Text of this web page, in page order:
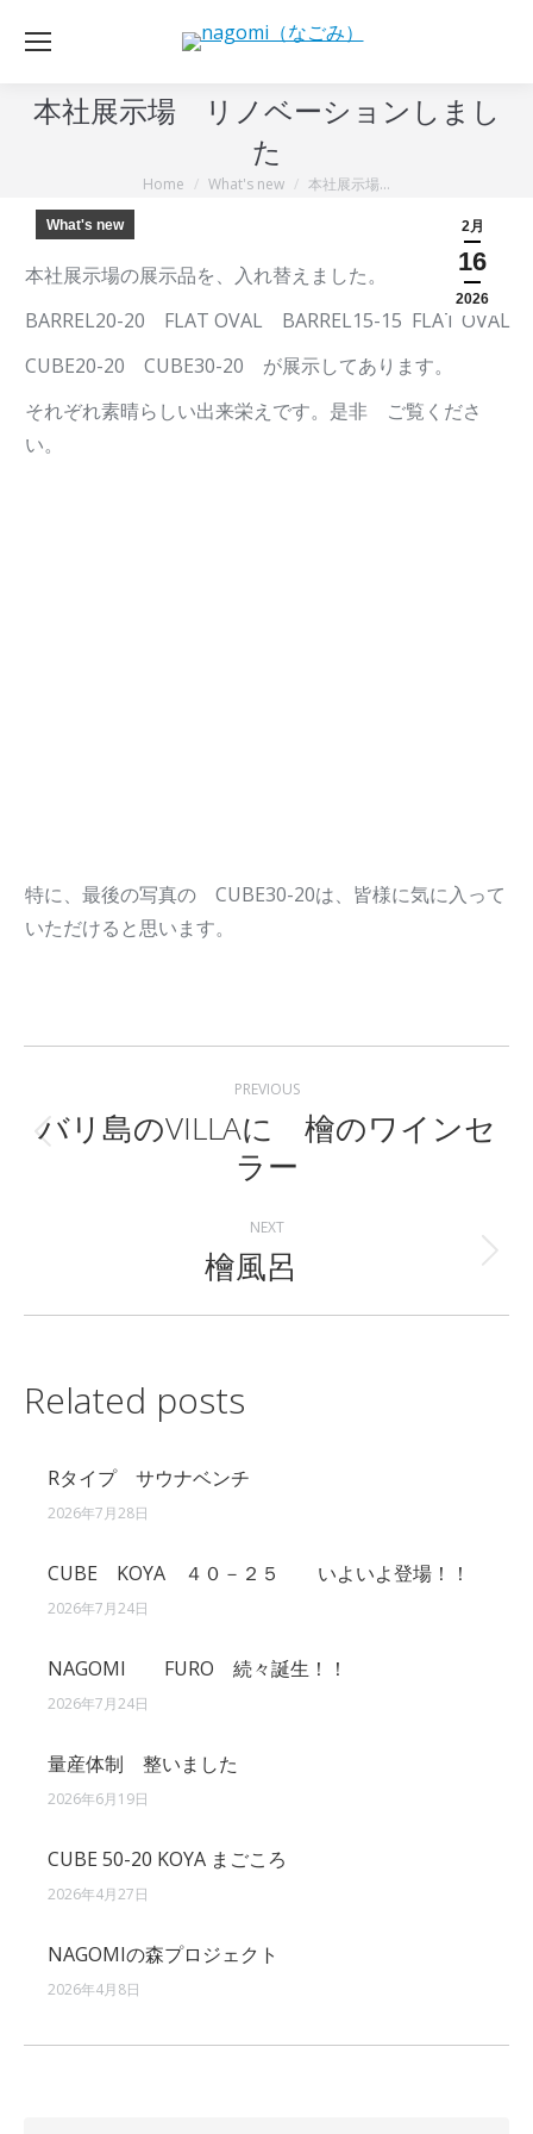
本社展示場 リノベーションしまし
た
You are here:
Home What's new 本社展示場…
2月
16
2026
What's new
本社展示場の展示品を、入れ替えました。
BARREL20-20 FLAT OVAL BARREL15-15 FLAT OVAL
CUBE20-20 CUBE30-20 が展示してあります。
それぞれ素晴らしい出来栄えです。是非 ご覧くださ
い。
特に、最後の写真の CUBE30-20は、皆様に気に入って
いただけると思います。
navigation
PREVIOUS
Previous
バリ島のVILLAに 檜のワインセ
ラー
NEXT
Next
檜風呂
Related posts
Rタイプ サウナベンチ
2026年7月28日
CUBE KOYA ４０－２５ いよいよ登場！！
2026年7月24日
NAGOMI FURO 続々誕生！！
2026年7月24日
量産体制 整いました
2026年6月19日
CUBE 50-20 KOYA まごころ
2026年4月27日
NAGOMIの森プロジェクト
2026年4月8日